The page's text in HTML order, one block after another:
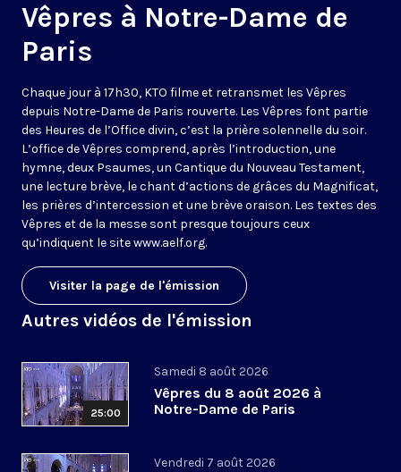
Vêpres à Notre-Dame de
Paris
Chaque jour à 17h30, KTO filme et retransmet les Vêpres
depuis Notre-Dame de Paris rouverte. Les Vêpres font partie
des Heures de l’Office divin, c’est la prière solennelle du soir.
L’office de Vêpres comprend, après l’introduction, une
hymne, deux Psaumes, un Cantique du Nouveau Testament,
une lecture brève, le chant d’actions de grâces du Magnificat,
les prières d’intercession et une brève oraison. Les textes des
Vêpres et de la messe sont presque toujours ceux
qu’indiquent le sitewww.aelf.org.
Visiter la page de l'émission
Autres vidéos de l'émission
25:00
Samedi 8 août 2026
Vêpres du 8 août 2026 à
Notre-Dame de Paris
Vendredi 7 août 2026